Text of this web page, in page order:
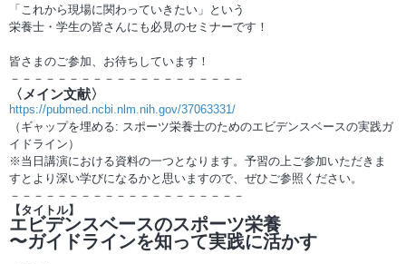
「これから現場に関わっていきたい」という
栄養士・学生の皆さんにも必見のセミナーです！
皆さまのご参加、お待ちしています！
－－－－－－－－－－－－－－－－－－－－
〈メイン文献〉
https://pubmed.ncbi.nlm.nih.gov/37063331/
（ギャップを埋める: スポーツ栄養士のためのエビデンスベースの実践ガ
イドライン）
※当日講演における資料の一つとなります。予習の上ご参加いただきま
すとより深い学びになるかと思いますので、ぜひご参照ください。
－－－－－－－－－－－－－－－－－－－－
【タイトル】
エビデンスベースのスポーツ栄養
〜ガイドラインを知って実践に活かす